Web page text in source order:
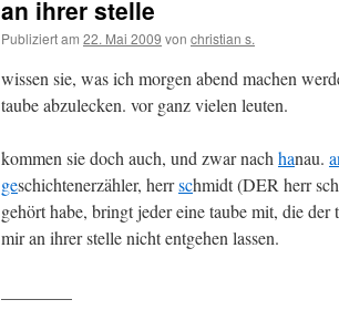
an ihrer stelle
Publiziert am 22. Mai 2009 von christian s.
wissen sie, was ich morgen abend machen
taube abzulecken. vor ganz vielen leuten.
kommen sie doch auch, und zwar nach hanau.
geschichtenerzähler, herrschmidt (DER herr
gehört habe, bringt jeder eine taube mit, die
mir an ihrer stelle nicht entgehen lassen.